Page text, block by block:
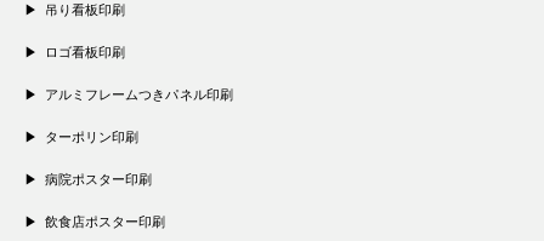
吊り看板印刷
ロゴ看板印刷
アルミフレームつきパネル印刷
ターポリン印刷
病院ポスター印刷
飲食店ポスター印刷